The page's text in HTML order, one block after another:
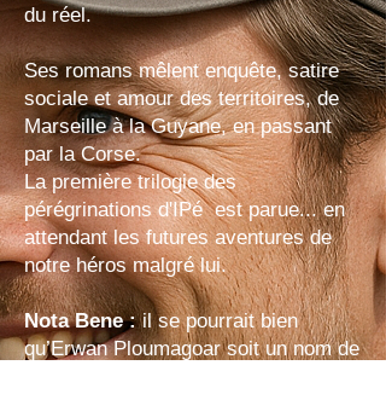
du réel.
Ses romans mêlent enquête, satire
sociale et amour des territoires, de
Marseille à la Guyane, en passant
par la Corse.
La première trilogie des
pérégrinations d'IPé est parue... en
attendant les futures aventures de
notre héros malgré lui.
Nota Bene :il se pourrait bien
qu’Erwan Ploumagoar soit un nom de